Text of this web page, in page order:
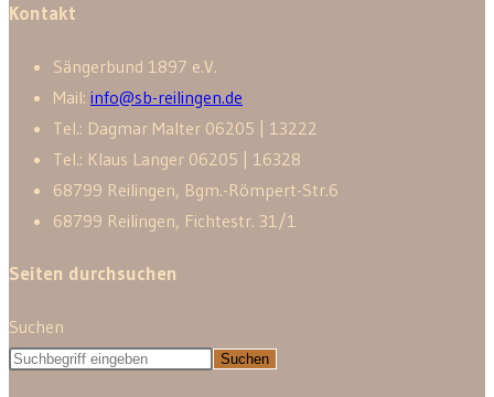
Kontakt
Sänger­bund 1897 e.V.
Mail: info@sb-reilingen.de
Tel.: Dagmar Malter 06205 | 13222
Tel.: Klaus Langer 06205 | 16328
68799 Reilingen, Bgm.-Römpert-Str.6
68799 Reilingen, Fichtestr. 31/1
Seiten durchsuchen
Suchen
Suchen